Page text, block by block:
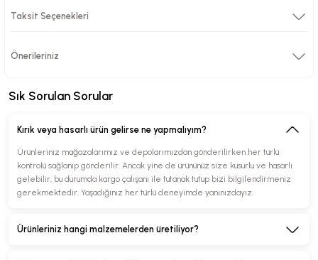
Taksit Seçenekleri
Önerileriniz
Sık Sorulan Sorular
Kırık veya hasarlı ürün gelirse ne yapmalıyım?
Ürünleriniz mağazalarımız ve depolarımızdan gönderilirken her türlü
kontrolü sağlanıp gönderilir. Ancak yine de ürününüz size kusurlu ve hasarlı
gelebilir, bu durumda kargo çalışanı ile tutanak tutup bizi bilgilendirmeniz
gerekmektedir. Yaşadığınız her türlü deneyimde yanınızdayız.
Ürünleriniz hangi malzemelerden üretiliyor?